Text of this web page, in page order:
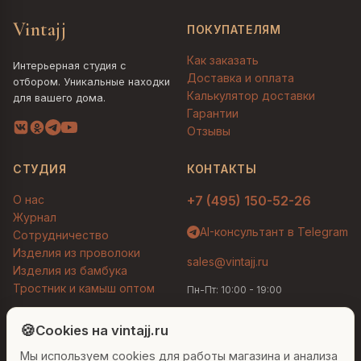
Vintajj
Интерьерная студия с
отбором. Уникальные находки
для вашего дома.
ПОКУПАТЕЛЯМ
Как заказать
Доставка и оплата
Калькулятор доставки
Гарантии
Отзывы
СТУДИЯ
О нас
Журнал
Сотрудничество
Изделия из проволоки
Изделия из бамбука
Тростник и камыш оптом
КОНТАКТЫ
+7 (495) 150-52-26
AI-консультант в Telegram
sales@vintajj.ru
Пн-Пт: 10:00 - 19:00
© 2026 Vintajj. Все права защищены.
🍪Cookies на vintajj.ru
Мы используем cookies для работы магазина и анализа
Людмила
Привет! Я Людмила, ваш персональный